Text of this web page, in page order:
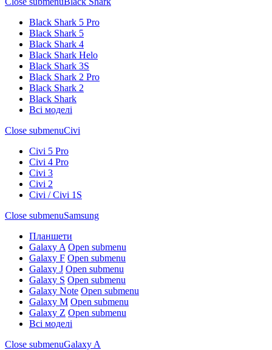
Black Shark 5 Pro
Black Shark 5
Black Shark 4
Black Shark Helo
Black Shark 3S
Black Shark 2 Pro
Black Shark 2
Black Shark
Всі моделі
Close submenuCivi
Civi 5 Pro
Civi 4 Pro
Civi 3
Civi 2
Civi / Civi 1S
Close submenuSamsung
Планшети
Galaxy A Open submenu
Galaxy F Open submenu
Galaxy J Open submenu
Galaxy S Open submenu
Galaxy Note Open submenu
Galaxy M Open submenu
Galaxy Z Open submenu
Всі моделі
Close submenuGalaxy A